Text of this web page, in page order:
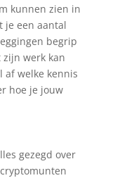
kunnen zien in
je een aantal
begrip
werk kan
af welke kennis
hoe je jouw
gezegd over